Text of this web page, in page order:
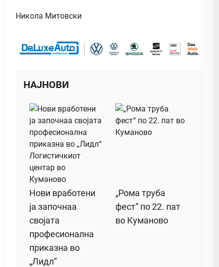
Никола Митовски
НАЈНОВИ
Нови вработени
ја започнаа
својата
професионална
приказна во
„Лидл“
„Рома труба
фест“ по 22. пат
во Куманово